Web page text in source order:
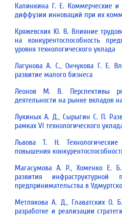
Калинкина Г. Е. Коммерческие
диффузии инноваций при их
Кряжевских Ю. В. Влияние
на конкурентоспособность
уровня технологического уклада
Лагунова А. С., Ончукова Г. Е.
развитие малого бизнеса
Леонов М. В. Перспективы
деятельности на рынке вкладов
Лукиных А. Д., Сырыгин С. П.
рамках VI технологического
Львова Т. Н.
повышения
Магасумова А. Р., Хоменко Е.
развития инфраструктурной
предпринимательства в
Метлякова А. Д., Главатских О.
разработке и реализации